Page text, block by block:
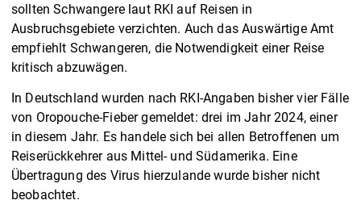
sollten Schwangere laut RKI auf Reisen in
Ausbruchsgebiete verzichten. Auch das Auswärtige Amt
empfiehlt Schwangeren, die Notwendigkeit einer Reise
kritisch abzuwägen.
In Deutschland wurden nach RKI-Angaben bisher vier Fälle
von Oropouche-Fieber gemeldet: drei im Jahr 2024, einer
in diesem Jahr. Es handele sich bei allen Betroffenen um
Reiserückkehrer aus Mittel- und Südamerika. Eine
Übertragung des Virus hierzulande wurde bisher nicht
beobachtet.